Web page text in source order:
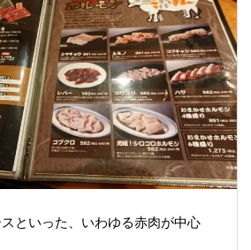
といった、いわゆる赤肉が中心